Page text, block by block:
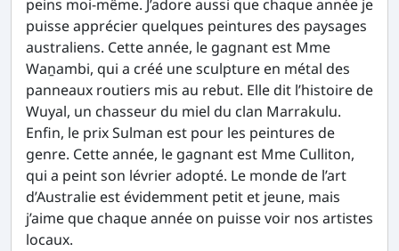
peins moi-même. J’adore aussi que chaque année je
puisse apprécier quelques peintures des paysages
australiens. Cette année, le gagnant est Mme
Waṉambi, qui a créé une sculpture en métal des
panneaux routiers mis au rebut. Elle dit l’histoire de
Wuyal, un chasseur du miel du clan Marrakulu.
Enfin, le prix Sulman est pour les peintures de
genre. Cette année, le gagnant est Mme Culliton,
qui a peint son lévrier adopté. Le monde de l’art
d’Australie est évidemment petit et jeune, mais
j’aime que chaque année on puisse voir nos artistes
locaux.